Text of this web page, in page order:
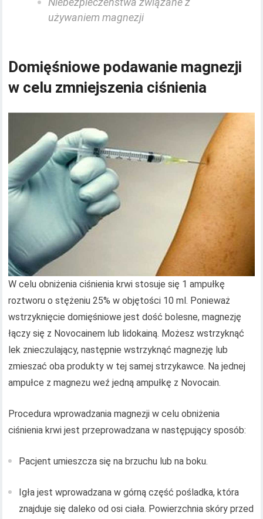
używaniem magnezji
Domięśniowe podawanie magnezji
w celu zmniejszenia ciśnienia
W celu obniżenia ciśnienia krwi stosuje się 1 ampułkę
roztworu o stężeniu 25% w objętości 10 ml. Ponieważ
wstrzyknięcie domięśniowe jest dość bolesne, magnezję
łączy się z Novocainem lub lidokainą. Możesz wstrzyknąć
lek znieczulający, następnie wstrzyknąć magnezję lub
zmieszać oba produkty w tej samej strzykawce. Na jednej
ampułce z magnezu weź jedną ampułkę z Novocain.
Procedura wprowadzania magnezji w celu obniżenia
ciśnienia krwi jest przeprowadzana w następujący sposób:
Pacjent umieszcza się na brzuchu lub na boku.
Igła jest wprowadzana w górną część pośladka, która
znajduje się daleko od osi ciała. Powierzchnia skóry przed